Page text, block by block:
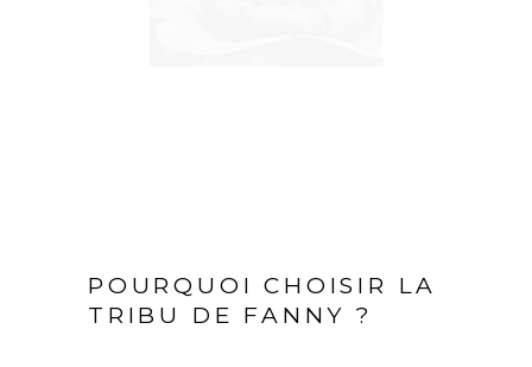
POURQUOI CHOISIR LA
TRIBU DE FANNY ?